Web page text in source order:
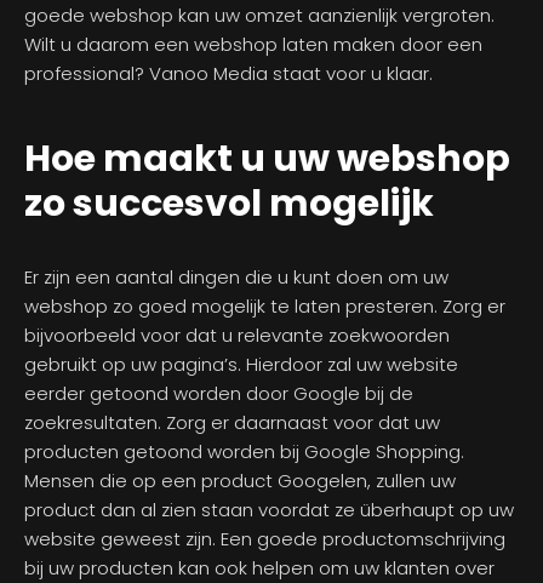
goede webshop kan uw omzet aanzienlijk vergroten.
Wilt u daarom een webshop laten maken door een
professional? Vanoo Media staat voor u klaar.
Hoe maakt u uw webshop
zo succesvol mogelijk
Er zijn een aantal dingen die u kunt doen om uw
webshop zo goed mogelijk te laten presteren. Zorg er
bijvoorbeeld voor dat u relevante zoekwoorden
gebruikt op uw pagina’s. Hierdoor zal uw website
eerder getoond worden door Google bij de
zoekresultaten. Zorg er daarnaast voor dat uw
producten getoond worden bij Google Shopping.
Mensen die op een product Googelen, zullen uw
product dan al zien staan voordat ze überhaupt op uw
website geweest zijn. Een goede productomschrijving
bij uw producten kan ook helpen om uw klanten over